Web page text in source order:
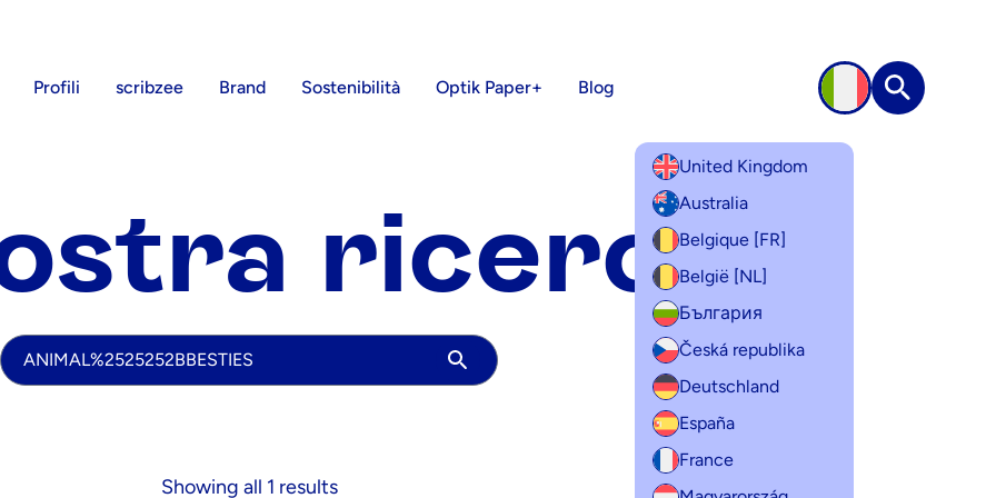
Profili scribzee Brand Sostenibilità Optik Paper+ Blog
United Kingdom
Australia
Belgique [FR]
België [NL]
България
Česká republika
Deutschland
España
France
Ricerca
ricerca
La vostra ricerca
Showing all 1 results